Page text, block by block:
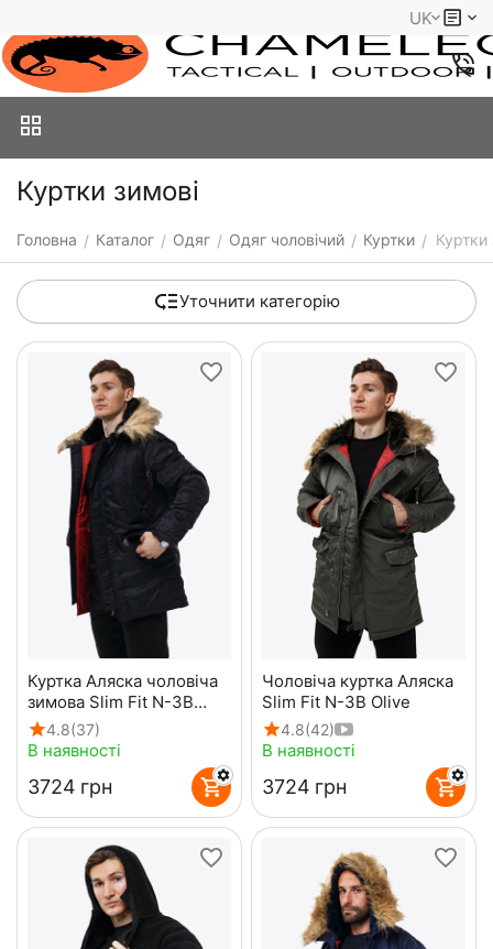
UK
Куртки зимові
Головна / Каталог / Одяг / Одяг чоловічий / Куртки / Куртки
Уточнити категорію
Куртка Аляска чоловіча
зимова Slim Fit N-3B
Black
4.8(37)
В наявності
‍3724‍ грн
Чоловіча куртка Аляска
Slim Fit N-3B Olive
4.8(42)
В наявності
‍3724‍ грн